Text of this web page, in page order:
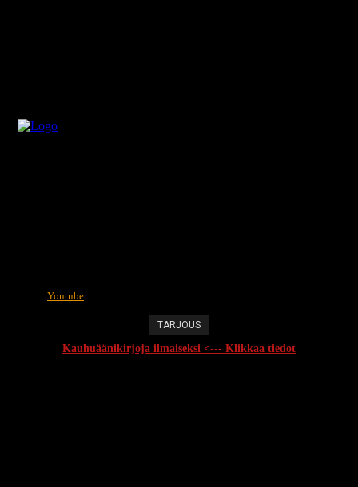
Youtube
TARJOUS
Kauhuäänikirjoja ilmaiseksi <--- Klikkaa tiedot